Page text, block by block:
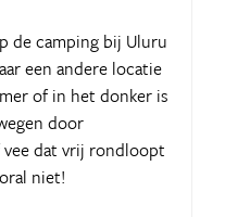
de camping bij Uluru
een andere locatie
of in het donker is
door
dat vrij rondloopt
niet!